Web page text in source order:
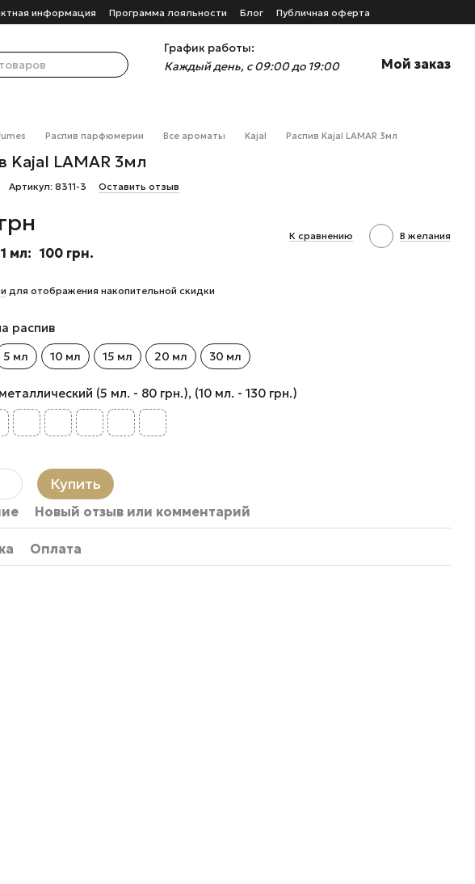
информация Программа лояльности Блог Публичная оферта
График работы:
Каждый день, с 09:00 до 19:00
Мой заказ
Распив парфюмерии Все ароматы Kajal Распив Kajal LAMAR 3мл
Kajal LAMAR 3мл
Артикул: 8311-3 Оставить отзыв
мл: 100 грн.
К сравнению В желания
для отображения накопительной скидки
распив
5 мл 10 мл 15 мл 20 мл 30 мл
(5 мл. - 80 грн.), (10 мл. - 130 грн.)
Купить
Новый отзыв или комментарий
Оплата